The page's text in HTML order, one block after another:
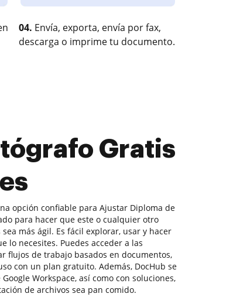
04. Envía, exporta, envía por fax,
descarga o imprime tu documento.
Gratis
opción confiable para Ajustar Diploma de
para hacer que este o cualquier otro
más ágil. Es fácil explorar, usar y hacer
lo necesites. Puedes acceder a las
flujos de trabajo basados en documentos,
con un plan gratuito. Además, DocHub se
Workspace, así como con soluciones,
de archivos sea pan comido.